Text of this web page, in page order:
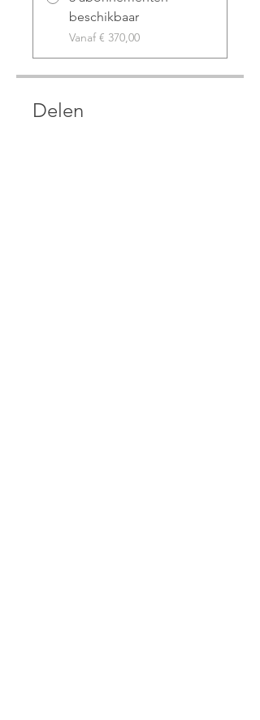
beschikbaar
Vanaf € 370,00
Delen